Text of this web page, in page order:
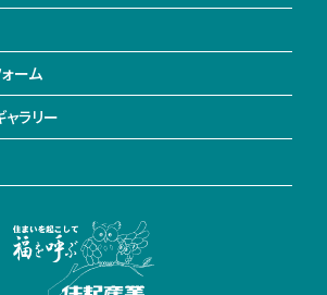
ーム
ャラリー